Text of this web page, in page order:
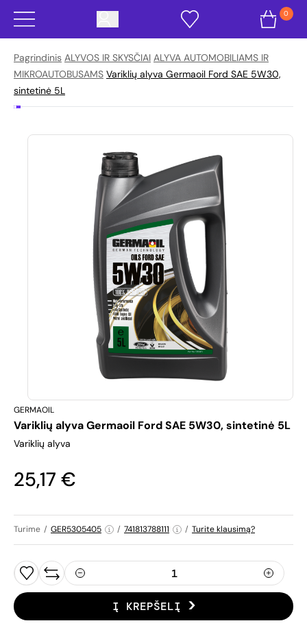
0
Pagrindinis ALYVOS IR SKYSČIAI ALYVA AUTOMOBILIAMS IR
MIKROAUTOBUSAMS Variklių alyva Germaoil Ford SAE 5W30,
sintetinė 5L
GERMAOIL
Variklių alyva Germaoil Ford SAE 5W30, sintetinė 5L
Variklių alyva
25,17 €
Turime / GER5305405 / 741813788111 / Turite klausimą?
Į KREPŠELĮ